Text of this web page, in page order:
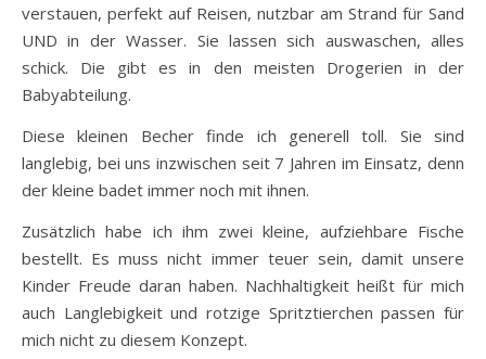
verstauen, perfekt auf Reisen, nutzbar am Strand für Sand
UND in der Wasser. Sie lassen sich auswaschen, alles
schick. Die gibt es in den meisten Drogerien in der
Babyabteilung.
Diese kleinen Becher finde ich generell toll. Sie sind
langlebig, bei uns inzwischen seit 7 Jahren im Einsatz, denn
der kleine badet immer noch mit ihnen.
Zusätzlich habe ich ihm zwei kleine, aufziehbare Fische
bestellt. Es muss nicht immer teuer sein, damit unsere
Kinder Freude daran haben. Nachhaltigkeit heißt für mich
auch Langlebigkeit und rotzige Spritztierchen passen für
mich nicht zu diesem Konzept.